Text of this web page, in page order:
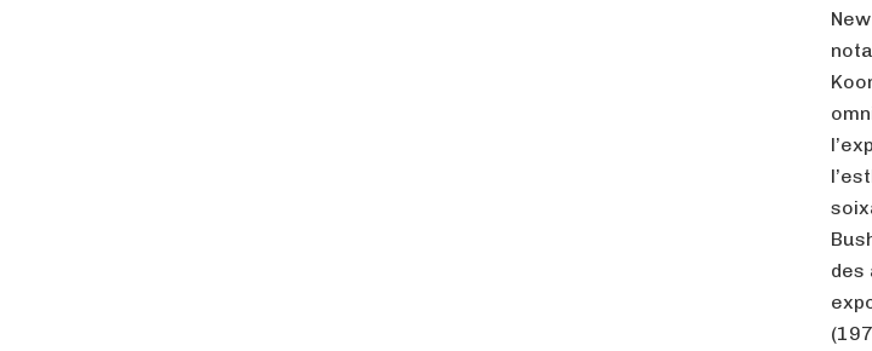
des